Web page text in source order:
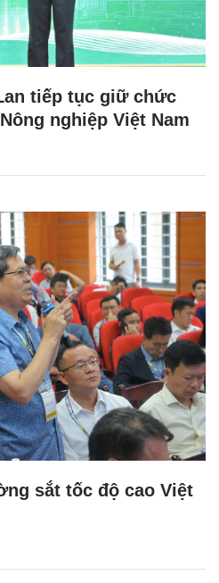
tiếp tục giữ chức
nghiệp Việt Nam
sắt tốc độ cao Việt